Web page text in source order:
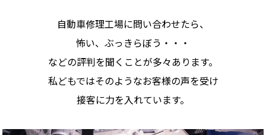
自動車修理工場に問い合わせたら、
怖い、ぶっきらぼう・・・
などの評判を聞くことが多々あります。
私どもではそのようなお客様の声を受け
接客に力を入れています。